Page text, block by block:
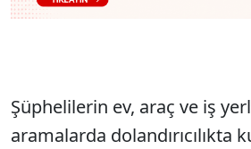
Şüphelilerin ev, araç ve iş
aramalarda dolandırıcılıkta